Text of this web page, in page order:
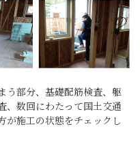
う部分、基礎配筋検査、躯
、数回にわたって国土交通
が施工の状態をチェックし